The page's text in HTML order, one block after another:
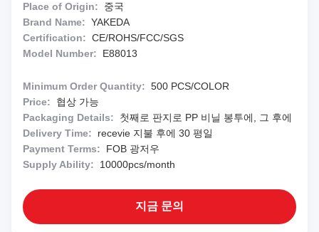
Place of Origin:
중국
Brand Name: YAKEDA
Certification: CE/ROHS/FCC/SGS
Model Number:
E88013
Minimum Order Quantity: 500 PCS/COLOR
Price:
협상 가능
Packaging Details:
첫째로 판지로 PP 비닐 봉투에, 그 후에
Delivery Time:
recevie 지불 후에 30 평일
Payment Terms:
FOB 광저우
Supply Ability:
10000pcs/month
지금 문의